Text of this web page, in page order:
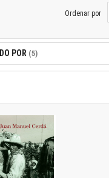
Ordenar por
POR